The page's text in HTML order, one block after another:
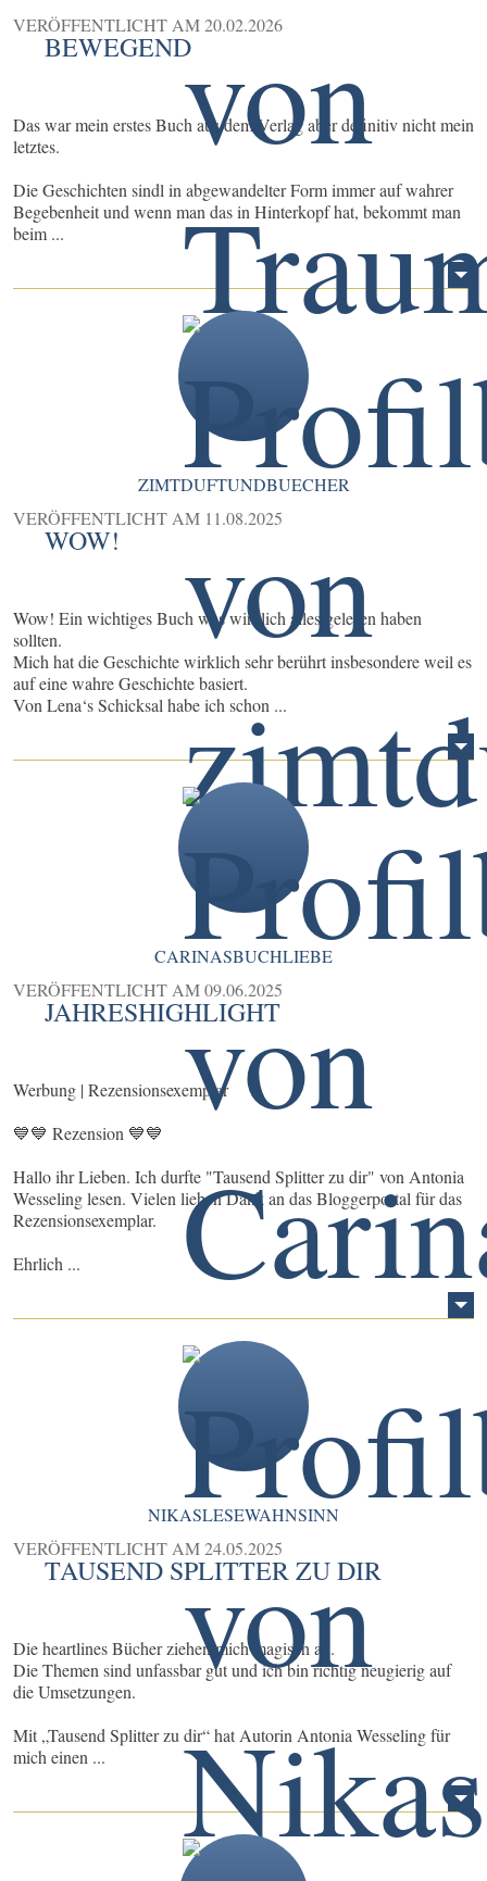
VERÖFFENTLICHT AM20.02.2026
BEWEGEND
Das war mein erstes Buch aus dem Verlag aber definitiv nicht mein
letztes.
Die Geschichten sindl in abgewandelter Form immer auf wahrer
Begebenheit und wenn man das in Hinterkopf hat, bekommt man
beim ...
ZIMTDUFTUNDBUECHER
VERÖFFENTLICHT AM 11.08.2025
WOW!
Wow! Ein wichtiges Buch was wirklich alles gelesen haben
sollten.
Mich hat die Geschichte wirklich sehr berührt insbesondere weil es
auf eine wahre Geschichte basiert.
Von Lena‘s Schicksal habe ich schon ...
CARINASBUCHLIEBE
VERÖFFENTLICHT AM09.06.2025
JAHRESHIGHLIGHT
Werbung | Rezensionsexemplar
💙💙 Rezension 💙💙
Hallo ihr Lieben. Ich durfte "Tausend Splitter zu dir" von Antonia
Wesseling lesen. Vielen lieben Dank an das Bloggerportal für das
Rezensionsexemplar.
Ehrlich ...
NIKASLESEWAHNSINN
VERÖFFENTLICHT AM24.05.2025
TAUSEND SPLITTER ZU DIR
Die heartlines Bücher ziehen mich magisch an.
Die Themen sind unfassbar gut und ich bin richtig neugierig auf
die Umsetzungen.
Mit „Tausend Splitter zu dir“ hat Autorin Antonia Wesseling für
mich einen ...